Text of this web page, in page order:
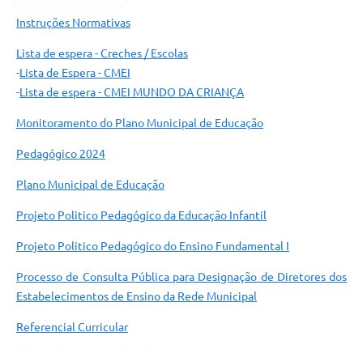
Instruções Normativas
Lista de espera - Creches / Escolas
-Lista de Espera - CMEI
-Lista de espera - CMEI MUNDO DA CRIANÇA
Monitoramento do Plano Municipal de Educação
Pedagógico 2024
Plano Municipal de Educação
Projeto Politico Pedagógico da Educação Infantil
Projeto Politico Pedagógico do Ensino Fundamental I
Processo de Consulta Pública para Designação de Diretores dos
Estabelecimentos de Ensino da Rede Municipal
Referencial Curricular